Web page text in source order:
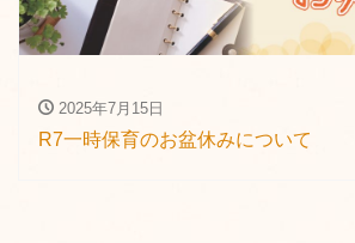
2025年7月15日
R7一時保育のお盆休みについて